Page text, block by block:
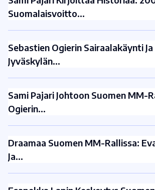
Suomalaisvoitto…
Sebastien Ogierin Sairaalakäynti
Jyväskylän…
Sami Pajari Johtoon Suomen MM-
Ogierin…
Draamaa Suomen MM-Rallissa:
Ja…